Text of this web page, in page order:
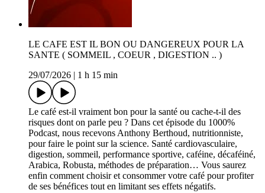
LE CAFE EST IL BON OU DANGEREUX POUR LA
SANTE ( SOMMEIL , COEUR , DIGESTION .. )
29/07/2026
1 h 15 min
Le café est-il vraiment bon pour la santé ou cache-t-il des
risques dont on parle peu ? Dans cet épisode du 1000%
Podcast, nous recevons Anthony Berthoud, nutritionniste,
pour faire le point sur la science. Santé cardiovasculaire,
digestion, sommeil, performance sportive, caféine, décaféiné,
Arabica, Robusta, méthodes de préparation… Vous saurez
enfin comment choisir et consommer votre café pour profiter
de ses bénéfices tout en limitant ses effets négatifs.